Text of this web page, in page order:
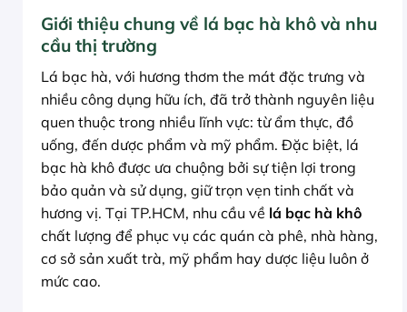
Giới thiệu chung về lá bạc hà khô và nhu
cầu thị trường
Lá bạc hà, với hương thơm the mát đặc trưng và
nhiều công dụng hữu ích, đã trở thành nguyên liệu
quen thuộc trong nhiều lĩnh vực: từ ẩm thực, đồ
uống, đến dược phẩm và mỹ phẩm. Đặc biệt, lá
bạc hà khô được ưa chuộng bởi sự tiện lợi trong
bảo quản và sử dụng, giữ trọn vẹn tinh chất và
hương vị. Tại TP.HCM, nhu cầu về lá bạc hà khô
chất lượng để phục vụ các quán cà phê, nhà hàng,
cơ sở sản xuất trà, mỹ phẩm hay dược liệu luôn ở
mức cao.